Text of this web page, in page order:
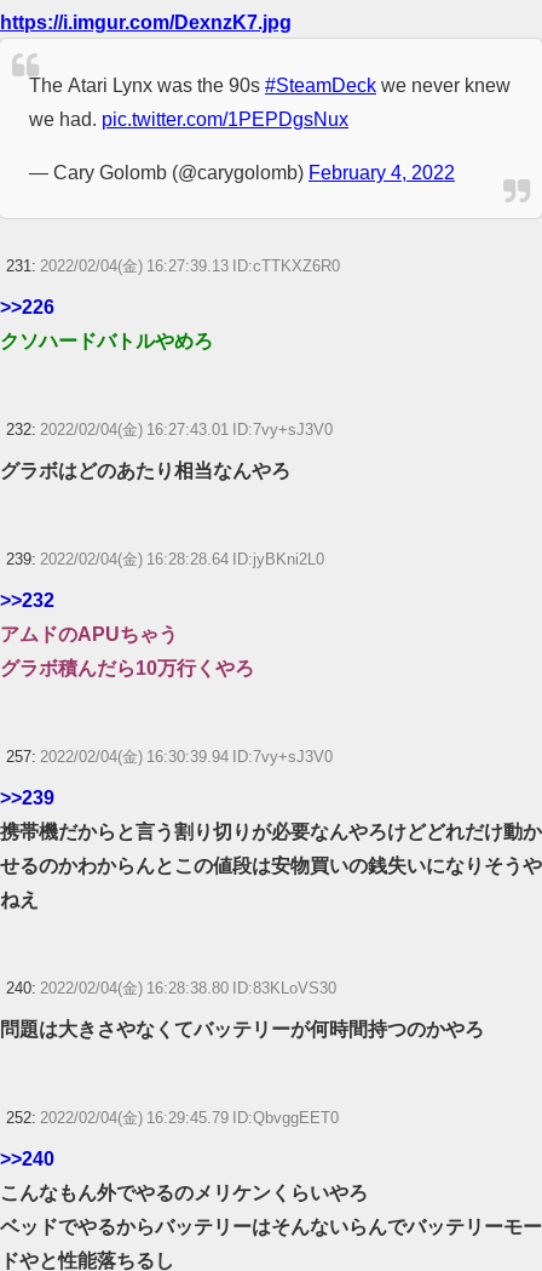
https://i.imgur.com/DexnzK7.jpg
The Atari Lynx was the 90s #SteamDeck we never knew
we had. pic.twitter.com/1PEPDgsNux
— Cary Golomb (@carygolomb) February 4, 2022
231: 2022/02/04(金) 16:27:39.13 ID:cTTKXZ6R0
>>226
クソハードバトルやめろ
232: 2022/02/04(金) 16:27:43.01 ID:7vy+sJ3V0
グラボはどのあたり相当なんやろ
239: 2022/02/04(金) 16:28:28.64 ID:jyBKni2L0
>>232
アムドのAPUちゃう
グラボ積んだら10万行くやろ
257: 2022/02/04(金) 16:30:39.94 ID:7vy+sJ3V0
>>239
携帯機だからと言う割り切りが必要なんやろけどどれだけ動か
せるのかわからんとこの値段は安物買いの銭失いになりそうや
ねえ
240: 2022/02/04(金) 16:28:38.80 ID:83KLoVS30
問題は大きさやなくてバッテリーが何時間持つのかやろ
252: 2022/02/04(金) 16:29:45.79 ID:QbvggEET0
>>240
こんなもん外でやるのメリケンくらいやろ
ベッドでやるからバッテリーはそんないらんでバッテリーモー
ドやと性能落ちるし